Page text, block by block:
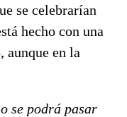
se celebrarían
hecho con una
aunque en la
se podrá pasar